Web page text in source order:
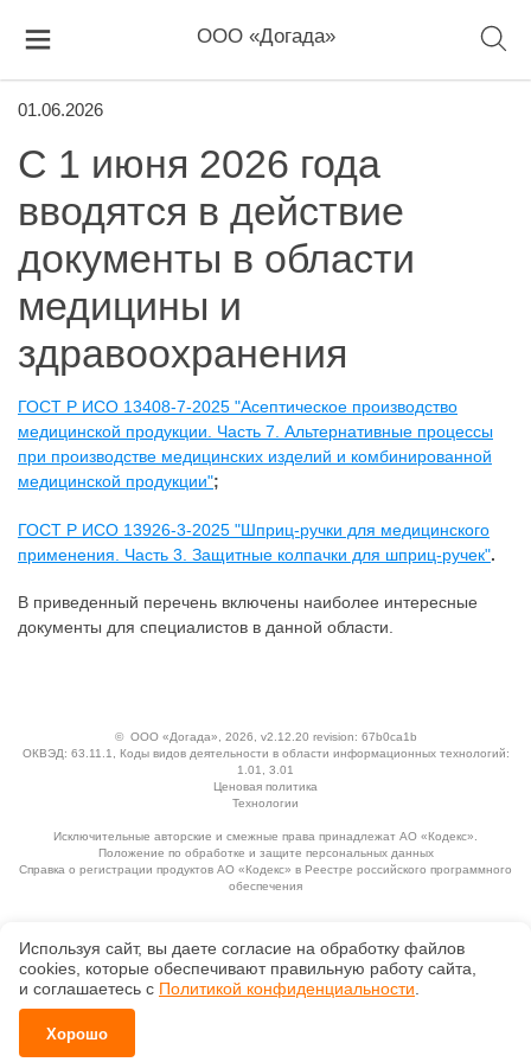
ООО «Догада»
01.06.2026
С 1 июня 2026 года
вводятся в действие
документы в области
медицины и
здравоохранения
ГОСТ Р ИСО 13408-7-2025 "Асептическое производство
медицинской продукции. Часть 7. Альтернативные процессы
при производстве медицинских изделий и комбинированной
медицинской продукции";
ГОСТ Р ИСО 13926-3-2025 "Шприц-ручки для медицинского
применения. Часть 3. Защитные колпачки для шприц-ручек".
В приведенный перечень включены наиболее интересные
документы для специалистов в данной области.
© ООО «Догада» , 2026, v2.12.20 revision: 67b0ca1b
ОКВЭД: 63.11.1, Коды видов деятельности в области информационных технологий:
1.01, 3.01
Ценовая политика
Технологии
Исключительные авторские и смежные права принадлежат АО «Кодекс».
Положение по обработке и защите персональных данных
Справка о регистрации продуктов АО «Кодекс» в Реестре российского программного
обеспечения
Используя сайт, вы даете согласие на обработку файлов
сооkiеs, которые обеспечивают правильную работу сайта,
и соглашаетесь с Политикой конфиденциальности
Хорошо